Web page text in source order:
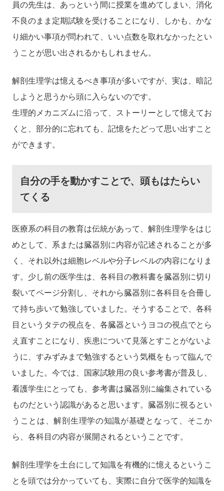
員の先生は、あっという間に授業を進めてしまい、消化
不良のまま定期試験を受けることになり、しかも、かな
り細かい事項が問われて、いい点数を取れなかったとい
うことが思い出されるかもしれません。
解剖生理学は憶えるべき事項が多いですが、実は、暗記
しようと思うから頭に入らないのです。
生理的メカニズムに沿って、ストーリーとして憶えてお
くと、部分的に忘れても、記憶をたどって思い出すこと
ができます。
自分の手を動かすことで、頭もはたらい
てくる
医療系の科目の教育は伝統があって、解剖生理学をはじ
めとして、系または臓器別に内容が記述されることが多
く、それ以外は細胞レベルや分子レベルの内容になりま
す。少し前の医学生は、各科目の教科書を臓器別に切り
裂いてページ分割し、それから臓器別に各科目を合冊し
て持ち歩いて勉強していました。そうすることで、各科
目というタテの視点を、各臓器というヨコの視点でとら
え直すことになり、疾患について見落とすことがないよ
うに、すみずみまで勉強するという気概をもって臨んで
いました。今では、国家試験用の良い参考書が普及し、
看護学生にとっても、参考書は臓器別に編集されている
ものだという認識があると思います。臓器別に視るとい
うことは、解剖生理学の知識が基礎となって、そこか
ら、各科目の内容が展開されるということです。
解剖生理学を土台にして知識を有機的に憶えるというこ
とを頭では分かっていても、実際に自分で医学的知識を